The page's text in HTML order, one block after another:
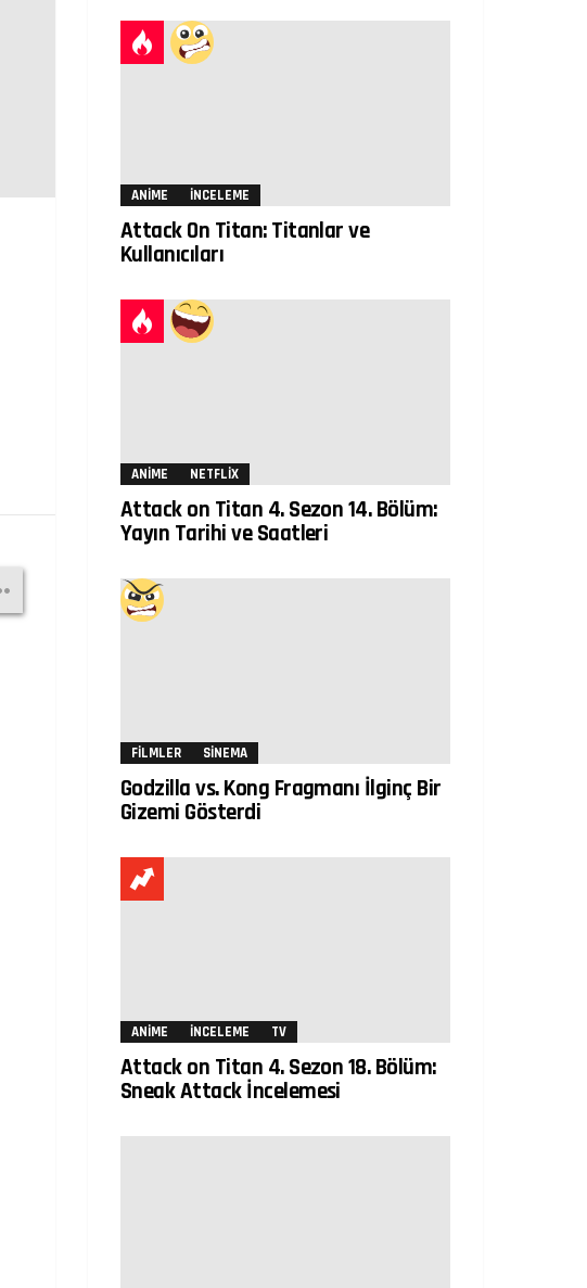
ANIME İNCELEME
Attack On Titan: Titanlar ve
Kullanıcıları
ANIME NETFLIX
Attack on Titan 4. Sezon 14. Bölüm:
Yayın Tarihi ve Saatleri
FILMLER SINEMA
Godzilla vs. Kong Fragmanı İlginç Bir
Gizemi Gösterdi
ANIME İNCELEME TV
Attack on Titan 4. Sezon 18. Bölüm:
Sneak Attack İncelemesi